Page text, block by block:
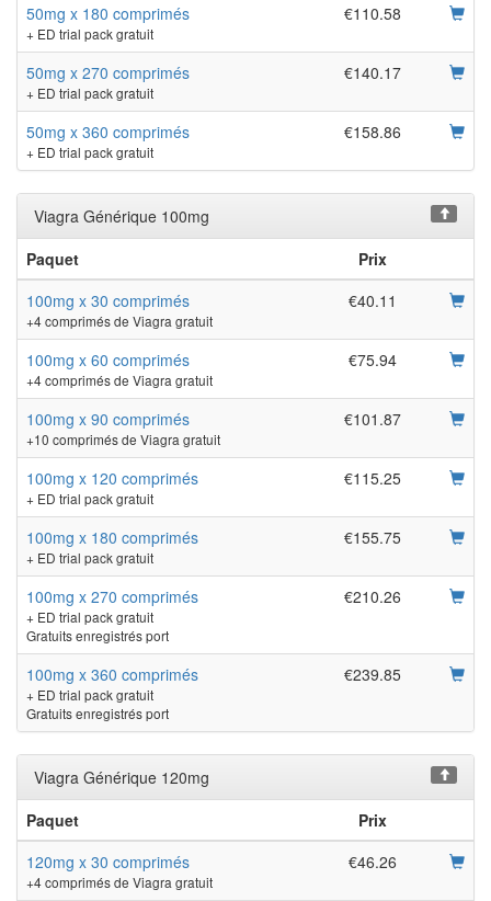
50mg x 180 comprimés
+ ED trial pack gratuit
€110.58
50mg x 270 comprimés
+ ED trial pack gratuit
€140.17
50mg x 360 comprimés
+ ED trial pack gratuit
€158.86
Viagra Générique 100mg
Paquet
Prix
100mg x 30 comprimés
+4 comprimés de Viagra gratuit
€40.11
100mg x 60 comprimés
+4 comprimés de Viagra gratuit
€75.94
100mg x 90 comprimés
+10 comprimés de Viagra gratuit
€101.87
100mg x 120 comprimés
+ ED trial pack gratuit
€115.25
100mg x 180 comprimés
+ ED trial pack gratuit
€155.75
100mg x 270 comprimés
+ ED trial pack gratuit
Gratuits enregistrés port
€210.26
100mg x 360 comprimés
+ ED trial pack gratuit
Gratuits enregistrés port
€239.85
Viagra Générique 120mg
Paquet
Prix
120mg x 30 comprimés
+4 comprimés de Viagra gratuit
€46.26